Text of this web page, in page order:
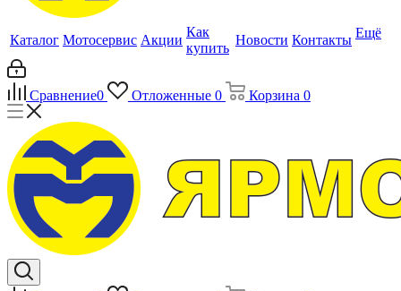
Каталог Мотосервис Акции
Как
купить
Новости Контакты Ещё
Сравнение0 Отложенные 0 Корзина 0